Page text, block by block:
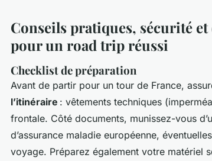
Conseils pratiques, sécurité
pour un road trip réussi
Checklist de préparation
Avant de partir pour un tour de France,
l’itinéraire : vêtements techniques
frontale. Côté documents, munissez-vous
d’assurance maladie européenne,
voyage. Préparez également votre matériel